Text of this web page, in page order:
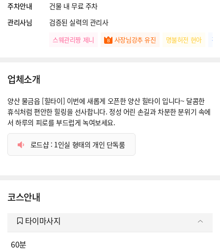
주차안내
건물 내 무료 주차
관리사님
검증된 실력의 관리사
스웨관리짱 제니 사장님강추 유진 명불허전 현아 강
업체소개
양산 물금읍 [힐타이] 이번에 새롭게 오픈한 양산 힐타이 입니다~ 달콤한
휴식처럼 편안한 힐링을 선사합니다. 정성 어린 손길과 차분한 분위기 속에
서 하루의 피로를 부드럽게 녹여보세요.
로드샵 : 1인실 형태의 개인 단독룸
코스안내
타이마사지
60분